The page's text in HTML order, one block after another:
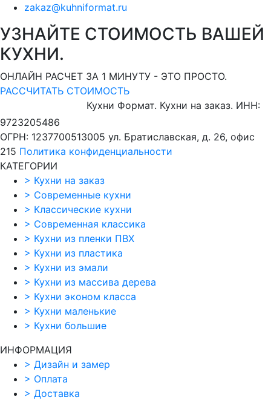
zakaz@kuhniformat.ru
УЗНАЙТЕ СТОИМОСТЬ ВАШЕЙ
КУХНИ.
ОНЛАЙН РАСЧЕТ ЗА 1 МИНУТУ - ЭТО ПРОСТО.
РАССЧИТАТЬ СТОИМОСТЬ
Кухни Формат. Кухни на заказ. ИНН:
9723205486
ОГРН: 1237700513005 ул. Братиславская, д. 26, офис
215 Политика конфиденциальности
КАТЕГОРИИ
> Кухни на заказ
> Современные кухни
> Классические кухни
> Современная классика
> Кухни из пленки ПВХ
> Кухни из пластика
> Кухни из эмали
> Кухни из массива дерева
> Кухни эконом класса
> Кухни маленькие
> Кухни большие
ИНФОРМАЦИЯ
> Дизайн и замер
> Оплата
> Доставка